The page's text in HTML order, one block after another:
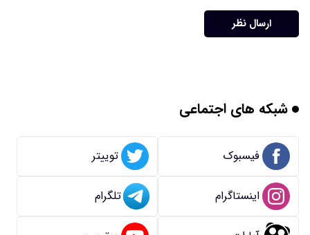
ارسال نظر
شبکه های اجتماعی
فیسبوک توییتر
اینستاگرام تلگرام